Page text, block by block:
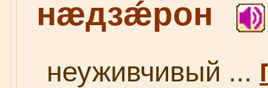
нæдзǽрон
неуживчивый ...